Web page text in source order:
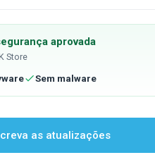
aprovada
Store
Sem malware
as atualizações